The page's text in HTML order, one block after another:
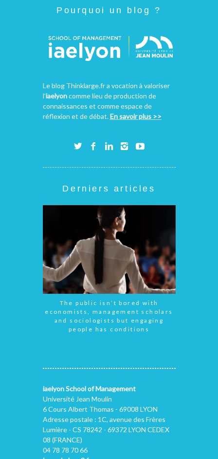
Pourquoi un blog ?
Le blog Thinklarge.fr a vocation à valoriser
l’iaelyoncomme lieu de production de
connaissances et comme espace de
réflexion et de débat.En savoir plus >>
Derniers articles
The public isn’t bored with
economists, management scholars
and sociologists but engaging
people has conditions
iaelyon School of Management
Université Jean Moulin
6 Cours Albert Thomas - 69008 LYON
Adresse postale : 1C, avenue des Frères
Lumière - CS 78242 - 69372 LYON CEDEX
08 (FRANCE)
04 78 78 70 66